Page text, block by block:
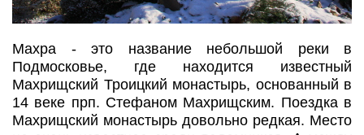
Махра - это название небольшой реки в
Подмосковье, где находится известный
Махрищский Троицкий монастырь, основанный в
14 веке прп. Стефаном Махрищским. Поездка в
Махрищский монастырь довольно редкая. Место